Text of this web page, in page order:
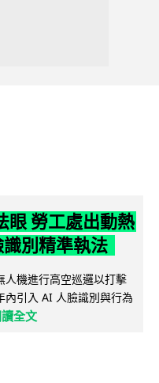
眼 勞工處出動熱
別精準執法
人機進行高空巡邏以打擊
內引入 AI 人臉識別與行為
全文